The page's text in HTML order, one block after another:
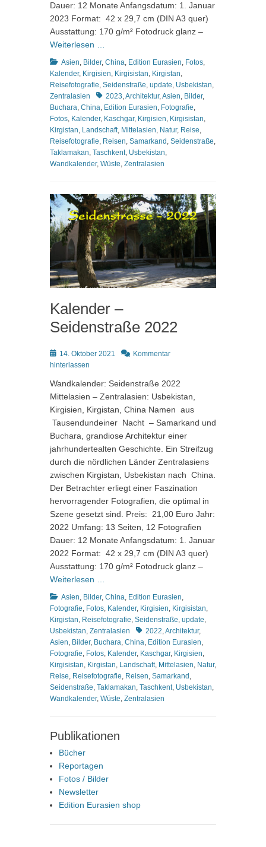
Dauer: 12 Monate Anfangsdatum: 1. Januar
2023 Format: 42 x 29,7 cm (DIN A3 quer)
Ausstattung: 170 g/m² Fotodruck glanz –
Weiterlesen …
Kategorien
Asien, Bilder, China, Edition Eurasien, Fotos,
Kalender, Kirgisien, Kirgisistan, Kirgistan,
Reisefotografie, Seidenstraße, update, Usbekistan,
Zentralasien
Schlagworte
2023,Architektur,Asien, Bilder,
Buchara, China, Edition Eurasien, Fotografie,
Fotos, Kalender, Kaschgar, Kirgisien, Kirgisistan,
Kirgistan, Landschaft, Mittelasien, Natur, Reise,
Reisefotografie, Reisen, Samarkand , Seidenstraße,
Taklamakan, Taschkent, Usbekistan,
Wandkalender, Wüste, Zentralasien
Kalender –
Seidenstraße 2022
Posted
on
14. Oktober 2021
Kommentar
hinterlassen
Wandkalender: Seidenstraße 2022
Mittelasien – Zentralasien: Usbekistan,
Kirgisien, Kirgistan, China Namen aus
Tausendundeiner Nacht – Samarkand und
Buchara, grandiose Architektur einer
jahrhundertealten Geschichte. Ein Streifzug
durch die nördlichen Länder Zentralasiens
zwischen Kirgistan, Usbekistan nach China.
Der Betrachter erliegt einer Faszination
hervorragender Fotografien, die optimal in
Szene gesetzt sind. Preis: 21,00 Euro Jahr:
2022 Umfang: 13 Seiten, 12 Fotografien
Dauer: 12 Monate Anfangsdatum: 1. Januar
2022 Format: 42 x 29,7 cm (DIN A3 quer)
Ausstattung: 170 g/m² Fotodruck glanz –
Weiterlesen …
Kategorien
Asien, Bilder, China, Edition Eurasien,
Fotografie, Fotos, Kalender, Kirgisien, Kirgisistan,
Kirgistan, Reisefotografie, Seidenstraße, update,
Usbekistan, Zentralasien Schlagworte
2022,Architektur,
Asien, Bilder, Buchara, China, Edition Eurasien,
Fotografie, Fotos, Kalender, Kaschgar, Kirgisien,
Kirgisistan, Kirgistan, Landschaft, Mittelasien, Natur,
Reise, Reisefotografie, Reisen, Samarkand,
Seidenstraße, Taklamakan, Taschkent, Usbekistan,
Wandkalender, Wüste, Zentralasien
Publikationen
Bücher
Reportagen
Fotos / Bilder
Newsletter
Edition Eurasien shop